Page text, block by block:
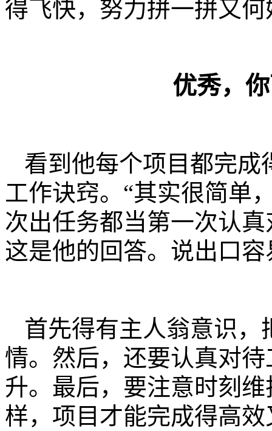
得飞快，努力拼一拼又
优秀，
看到他每个项目都完成
工作诀窍。“其实很简单
次出任务都当第一次认
这是他的回答。说出口
首先得有主人翁意识
情。然后，还要认真对
升。最后，要注意时刻
样，项目才能完成得高